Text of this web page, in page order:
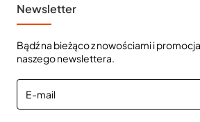
Newsletter
Bądź na bieżąco z nowościami i
naszego newslettera.
E-
mail